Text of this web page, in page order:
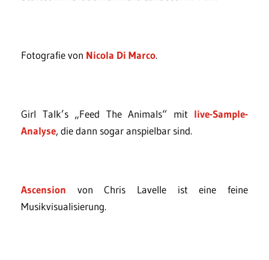
Fotografie von Nicola Di Marco.
Girl Talk’s „Feed The Animals“ mit live-Sample-
Analyse, die dann sogar anspielbar sind.
Ascension von Chris Lavelle ist eine feine
Musikvisualisierung.